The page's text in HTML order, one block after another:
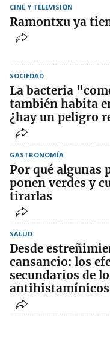
CINE Y TELEVISIÓN
Ramontxu ya
SOCIEDAD
La bacteria
también habita
¿hay un peligro
GASTRONOMÍA
Por qué algunas
ponen verdes y
tirarlas
SALUD
Desde
cansancio: los
secundarios de
antihistamínicos